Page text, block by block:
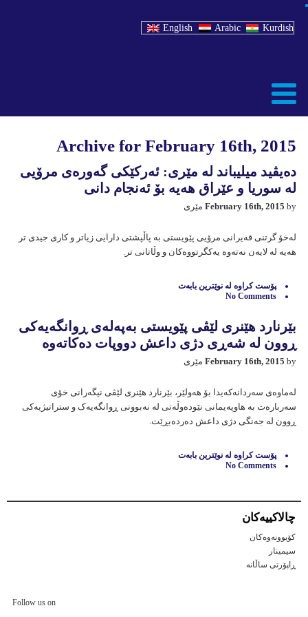
English Arabic Kurdish
Archive for February 16th, 2015
دەیڤید میلیباند لە مێری: ئەرکێکی گەورەی مرۆیی
لە سوریا و عێراق هەیە بۆ ئەنجام دانی
February 16th, 2015 by مێری
لەخۆ گرتنی قەیرانی مرۆیی پێویستی بە پاڵپشتی دارایی زیاتر و کاری جیدی تر
هەیە لە لایەن نەتەوە یەکگرتووەکان و وڵاتانی تر.
پۆست كراوه‌ له‌ نوێترين بابه‌ت
No Comments
بێرنارد هێنری لێڤی پێویستی بەپەلەی ڕوانگەیەکی
ڕوون لە شەڕی دژی داعش دووپات دەکاتەوە
February 16th, 2015 by مێری
لەماوەی سەردانەکەیدا بۆ هەولێر، بێرنارد هێنری لێڤی نیگەرانی خۆی
سەربارەت بە هاوپەیمانی نێودەوڵەتی لە نەبوونی ڕوانگەیەک و ستراتیژیەکی
ڕوون لە جەنگی دژی داعش دەردەبڕێت.
پۆست كراوه‌ له‌ نوێترين بابه‌ت
No Comments
چالاكییه‌كان
کۆبوونەوەکان
سیمینار
ڕاپۆرتی ساڵانه
Follow us on